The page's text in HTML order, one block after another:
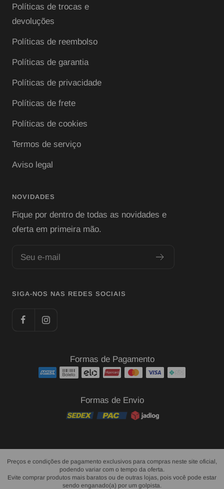
Políticas de trocas e
devoluções
Políticas de reembolso
Políticas de garantia
Políticas de privacidade
Políticas de frete
Políticas de cookies
Termos de serviço
Aviso legal
NOVIDADES
Fique por dentro de todas as novidades e
oferta em primeira mão.
Seu e-mail
SIGA-NOS NAS REDES SOCIAIS
Formas de Pagamento
Formas de Envio
Preços e condições de pagamento exclusivos para compras neste site oficial,
podendo variar com o tempo da oferta.
Evite comprar produtos mais baratos ou de outras lojas, pois você pode estar
sendo enganado(a) por um golpista.